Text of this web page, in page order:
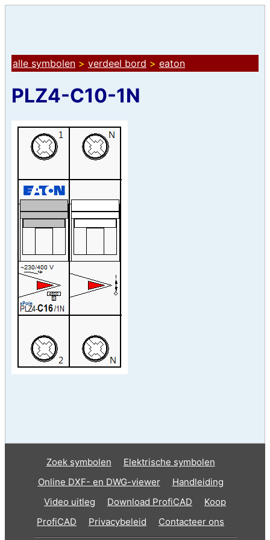
alle symbolen > verdeel bord > eaton
PLZ4-C10-1N
Zoek symbolen
Elektrische symbolen
Online DXF- en DWG-viewer
Handleiding
Video uitleg
Download ProfiCAD
Koop
ProfiCAD
Privacybeleid Contacteer ons